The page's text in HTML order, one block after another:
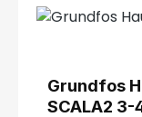
Grundfos
SCALA2 3-